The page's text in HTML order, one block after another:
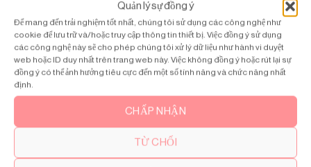
Quản lý sự đồng ý
Để mang đến trải nghiệm tốt nhất, chúng tôi sử dụng các công nghệ như
cookie để lưu trữ và/hoặc truy cập thông tin thiết bị. Việc đồng ý sử dụng
các công nghệ này sẽ cho phép chúng tôi xử lý dữ liệu như hành vi duyệt
web hoặc ID duy nhất trên trang web này. Việc không đồng ý hoặc rút lại sự
đồng ý có thể ảnh hưởng tiêu cực đến một số tính năng và chức năng nhất
định.
CHẤP NHẬN
TỪ CHỐI
Với các gói bảo trì thang máy gia đình linh hoạt từ SWIFT, bạn
hoàn toàn có thể yên tâm về hiệu suất, độ an toàn và độ bền
lâu dài của thiết bị. Đội ngũ kỹ thuật viên chuyên nghiệp luôn
sẵn sàng đồng hành và hỗ trợ bất cứ khi nào bạn cần.
ngay để được tư vấn lựa chọn gói phù hợp nhất với nhu
cầu của gia đình bạn!